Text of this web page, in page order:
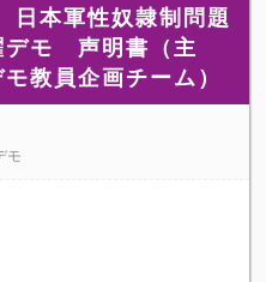
本軍性奴隷制問題
デモ 声明書（主
教員企画チーム）
モ